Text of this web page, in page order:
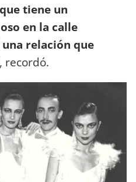
tiene un
en la calle
relación que
, recordó.